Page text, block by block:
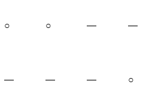
○ ○ — —
— — — ○